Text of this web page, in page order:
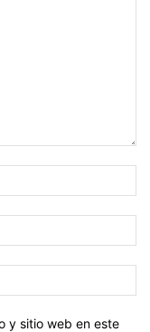
y sitio web en este